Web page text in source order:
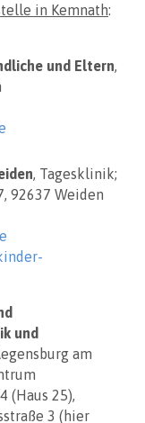
in Kemnath:
und Eltern,
, Tagesklinik;
92637 Weiden
und
am
(Haus 25),
3 (hier